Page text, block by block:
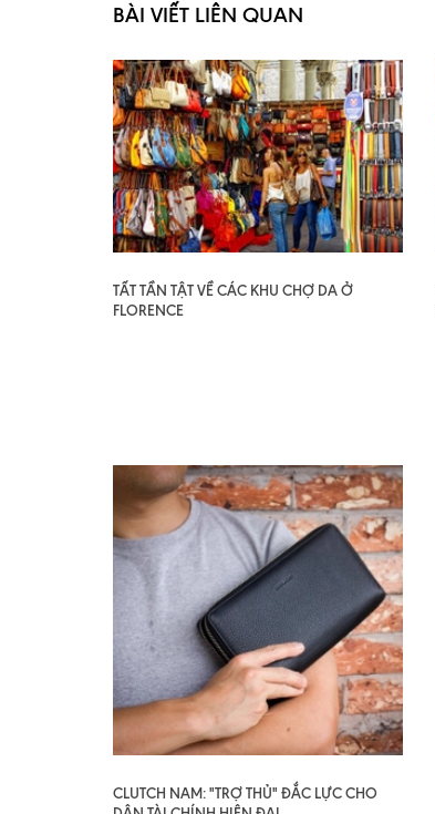
BÀI VIẾT LIÊN QUAN
TẤT TẦN TẬT VỀ CÁC KHU CHỢ DA Ở
FLORENCE
CLUTCH NAM: "TRỢ THỦ" ĐẮC LỰC CHO